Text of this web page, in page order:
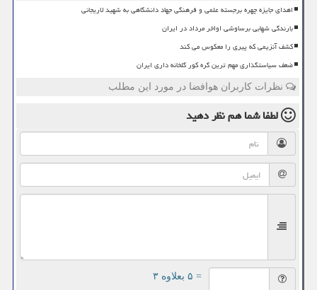
اهدای جایزه چهره برجسته علمی و فرهنگی جهاد دانشگاهی به شهید لاریجانی
بارندگی شهابی برساوشی اواخر مرداد در ایران
کشف آنزیمی که پیری را معکوس می کند
ضعف سیاستگذاری مهم ترین گره کور گلخانه داری ایران
نظرات کاربران هوافضا در مورد این مطلب
لطفا شما همنظر دهید
= ۵ بعلاوه ۳